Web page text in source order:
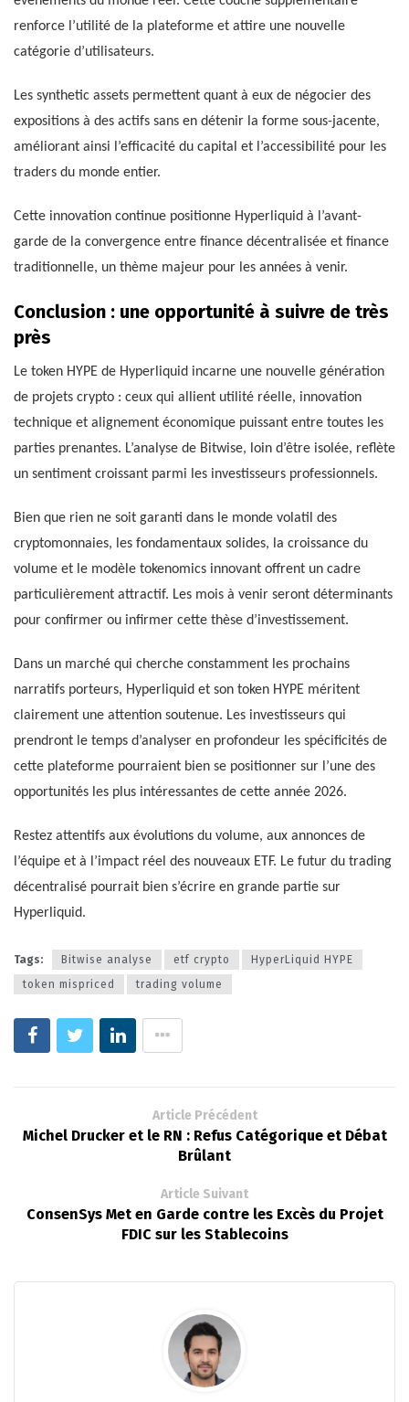
renforce l’utilité de la plateforme et attire une nouvelle
catégorie d’utilisateurs.
Les synthetic assets permettent quant à eux de négocier des
expositions à des actifs sans en détenir la forme sous-jacente,
améliorant ainsi l’efficacité du capital et l’accessibilité pour les
traders du monde entier.
Cette innovation continue positionne Hyperliquid à l’avant-
garde de la convergence entre finance décentralisée et finance
traditionnelle, un thème majeur pour les années à venir.
Conclusion : une opportunité à suivre de très
près
Le token HYPE de Hyperliquid incarne une nouvelle génération
de projets crypto : ceux qui allient utilité réelle, innovation
technique et alignement économique puissant entre toutes les
parties prenantes. L’analyse de Bitwise, loin d’être isolée, reflète
un sentiment croissant parmi les investisseurs professionnels.
Bien que rien ne soit garanti dans le monde volatil des
cryptomonnaies, les fondamentaux solides, la croissance du
volume et le modèle tokenomics innovant offrent un cadre
particulièrement attractif. Les mois à venir seront déterminants
pour confirmer ou infirmer cette thèse d’investissement.
Dans un marché qui cherche constamment les prochains
narratifs porteurs, Hyperliquid et son token HYPE méritent
clairement une attention soutenue. Les investisseurs qui
prendront le temps d’analyser en profondeur les spécificités de
cette plateforme pourraient bien se positionner sur l’une des
opportunités les plus intéressantes de cette année 2026.
Restez attentifs aux évolutions du volume, aux annonces de
l’équipe et à l’impact réel des nouveaux ETF. Le futur du trading
décentralisé pourrait bien s’écrire en grande partie sur
Hyperliquid.
Tags: Bitwise analyse etf crypto
HyperLiquid HYPE
token mispriced
trading volume
Article Précédent
Michel Drucker et le RN : Refus Catégorique et Débat
Brûlant
Article Suivant
ConsenSys Met en Garde contre les Excès du Projet
FDIC sur les Stablecoins